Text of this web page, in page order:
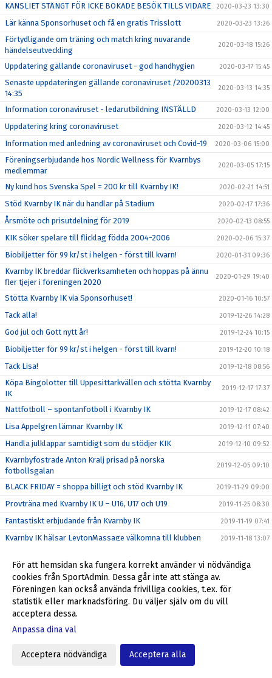
KANSLIET STÄNGT FÖR ICKE BOKADE BESÖK TILLS VIDARE 2020-03-23 13:30
Lär känna Sponsorhuset och få en gratis Trisslott 2020-03-23 13:26
Förtydligande om träning och match kring nuvarande
händelseutveckling
2020-03-18 15:26
Uppdatering gällande coronaviruset - god handhygien 2020-03-17 15:45
Senaste uppdateringen gällande coronaviruset /20200313
14:35
2020-03-13 14:35
Information coronaviruset - ledarutbildning INSTÄLLD 2020-03-13 12:00
Uppdatering kring coronaviruset 2020-03-12 14:45
Information med anledning av coronaviruset och Covid-19 2020-03-06 15:00
Föreningserbjudande hos Nordic Wellness för Kvarnbys
medlemmar
2020-03-05 17:15
Ny kund hos Svenska Spel = 200 kr till Kvarnby IK! 2020-02-21 14:51
Stöd Kvarnby IK när du handlar på Stadium 2020-02-17 17:36
Årsmöte och prisutdelning för 2019 2020-02-13 08:55
KIK söker spelare till flicklag födda 2004-2006 2020-02-06 15:37
Biobiljetter för 99 kr/st i helgen - först till kvarn! 2020-01-31 09:36
Kvarnby IK breddar flickverksamheten och hoppas på ännu
fler tjejer i föreningen 2020
2020-01-29 19:40
Stötta Kvarnby IK via Sponsorhuset! 2020-01-16 10:57
Tack alla! 2019-12-26 14:28
God jul och Gott nytt år! 2019-12-24 10:15
Biobiljetter för 99 kr/st i helgen - först till kvarn! 2019-12-20 10:18
Tack Lisa! 2019-12-18 08:56
Köpa Bingolotter till Uppesittarkvällen och stötta Kvarnby
IK
2019-12-17 17:37
Nattfotboll – spontanfotboll i Kvarnby IK 2019-12-17 08:42
Lisa Appelgren lämnar Kvarnby IK 2019-12-11 07:40
Handla julklappar samtidigt som du stödjer KIK 2019-12-10 09:52
Kvarnbyfostrade Anton Kralj prisad på norska
fotbollsgalan
2019-12-05 09:10
BLACK FRIDAY = shoppa billigt och stöd Kvarnby IK 2019-11-29 09:00
Provträna med Kvarnby IK U – U16, U17 och U19 2019-11-25 08:30
Fantastiskt erbjudande från Kvarnby IK 2019-11-19 07:41
Kvarnby IK hälsar LeytonMassage välkomna till klubben 2019-11-18 13:07
Kvarnby IK bjuder in till träningscamp med start 18/11
Julklappar till anställda och kunder - stöd Kvarnby IK 2019-11-05 08:35
Höst/vinter = Stora intäkter från Sponsorhuset 2019-10-29 11:24
Richard, Max och Niklas förlänger - leder återtåget
P04 klara för P16 Nationella 2020
För att hemsidan ska fungera korrekt använder vi nödvändiga
cookies från SportAdmin. Dessa går inte att stänga av.
Föreningen kan också använda frivilliga cookies, t.ex. för
statistik eller marknadsföring. Du väljer själv om du vill
acceptera dessa.
Anpassa dina val
Acceptera nödvändiga Acceptera alla